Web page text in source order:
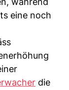
eine noch
die